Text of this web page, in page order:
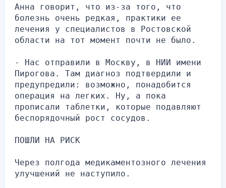
Анна говорит, что из-за того, что
болезнь очень редкая, практики ее
лечения у специалистов в Ростовской
области на тот момент почти не было.
- Нас отправили в Москву, в НИИ имени
Пирогова. Там диагноз подтвердили и
предупредили: возможно, понадобится
операция на легких. Ну, а пока
прописали таблетки, которые подавляют
беспорядочный рост сосудов.
ПОШЛИ НА РИСК
Через полгода медикаментозного лечения
улучшений не наступило.